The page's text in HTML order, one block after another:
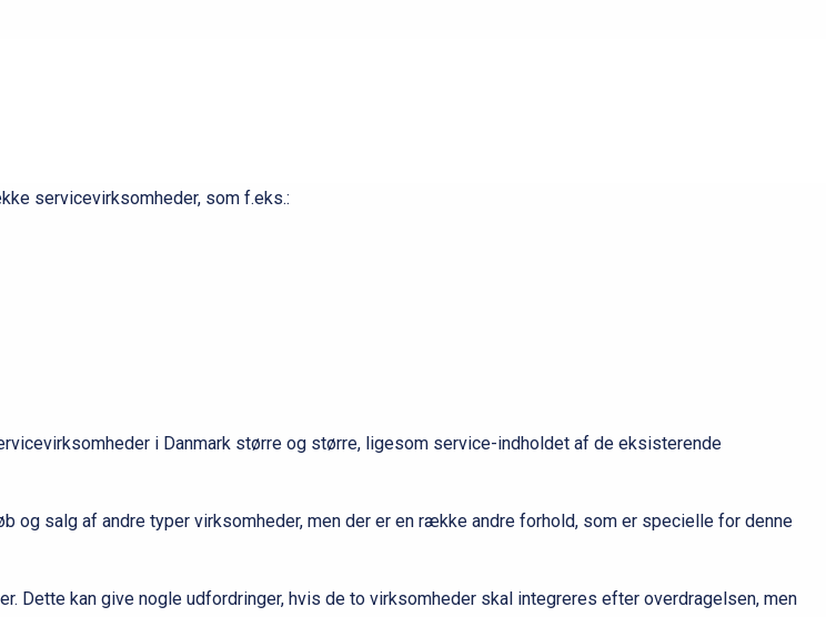
servicevirksomheder, som f.eks.:
i Danmark større og større, ligesom service-indholdet af de eksisterende
og salg af andre typer virksomheder, men der er en række andre forhold, som er specielle for denne
Dette kan give nogle udfordringer, hvis de to virksomheder skal integreres efter overdragelsen, men